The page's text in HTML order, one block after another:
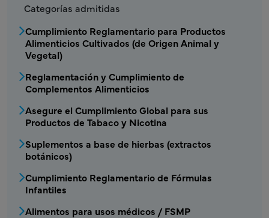
Categorías admitidas
Cumplimiento Reglamentario para Productos
Alimenticios Cultivados (de Origen Animal y
Vegetal)
Reglamentación y Cumplimiento de
Complementos Alimenticios
Asegure el Cumplimiento Global para sus
Productos de Tabaco y Nicotina
Suplementos a base de hierbas (extractos
botánicos)
Cumplimiento Reglamentario de Fórmulas
Infantiles
Alimentos para usos médicos / FSMP